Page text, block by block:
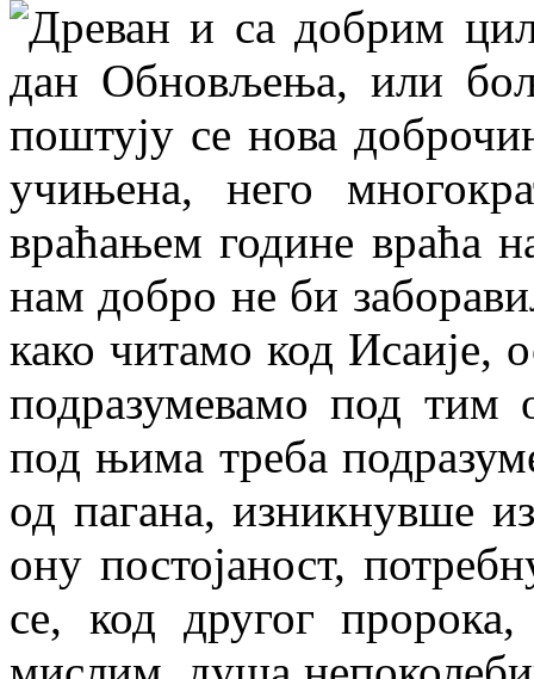
Древан и са добрим
дан Обновљења, или
поштују се нова
учињена, него
враћањем године враћа
нам добро не би
како читамо код Исаије,
подразумевамо под тим
под њима треба
од пагана, изникнувше
ону постојаност,
се, код другог пророка,